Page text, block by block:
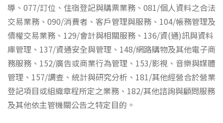
導、077/訂位、住宿登記與購票業務、081/個人資料之合法
交易業務、090/消費者、客戶管理與服務、104/帳務管理及
債權交易業務、129/會計與相關服務、136/資(通)訊與資料
庫管理、137/資通安全與管理、148/網路購物及其他電子商
務服務、152/廣告或商業行為管理、153/影視、音樂與媒體
管理、157/調查、統計與研究分析、181/其他經營合於營業
登記項目或組織章程所定之業務、182/其他諮詢與顧問服務
及其他依主管機關公告之特定目的。